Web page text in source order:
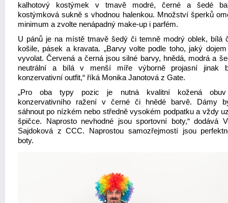
kalhotový kostýmek v tmavě modré, černé a šedé
kostýmková sukně s vhodnou halenkou. Množství šperků
minimum a zvolte nenápadný make-up i parfém.
U pánů je na místě tmavě šedý či temně modrý oblek, bílá
košile, pásek a kravata. „Barvy volte podle toho, jaký
vyvolat. Červená a černá jsou silné barvy, hnědá, modrá a
neutrální a bílá v menší míře výborně projasní jinak
konzervativní outfit,“ říká Monika Janotová z Gate.
„Pro oba typy pozic je nutná kvalitní kožená
konzervativního ražení v černé či hnědé barvě. Dámy
sáhnout po nízkém nebo středně vysokém podpatku a vždy
špičce. Naprosto nevhodné jsou sportovní boty,“ dodává
Sajdoková z CCC. Naprostou samozřejmostí jsou
boty.